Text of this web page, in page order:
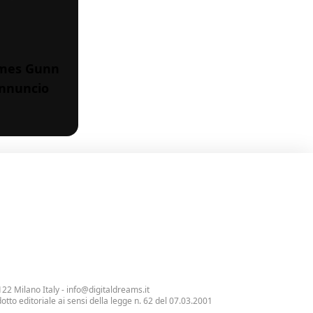
Gunn
Milano Italy - info@digitaldreams.it
editoriale ai sensi della legge n. 62 del 07.03.2001